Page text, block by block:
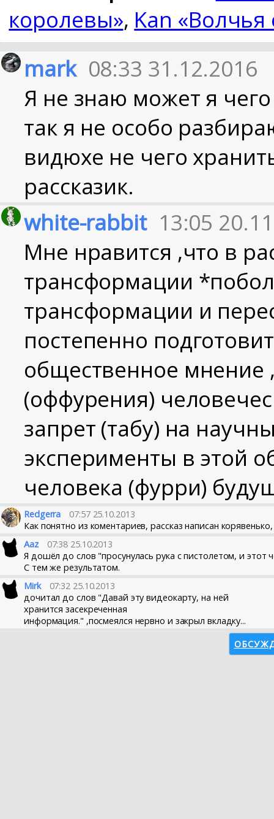
королевы», Kan «Волчья
mark 08:33 31.12.2016
Я не знаю может я
так я не особо
видюхе не чего
рассказик.
white-rabbit 13:05
Мне нравится ,что в
трансформации
трансформации и
постепенно
общественное мнение
(оффурения)
запрет (табу) на
эксперименты в этой
человека (фурри)
Redgerra
07:57 25.10.2013
Как понятно из коментариев, рассказ написан
Aaz
07:38 25.10.2013
Я дошёл до слов "просунулась рука с пистолетом, и этот
С тем же результатом.
Mirk
07:32 25.10.2013
дочитал до слов "Давай эту видеокарту, на ней
хранится засекреченная
информация." ,посмеялся нервно и закрыл вкладку...